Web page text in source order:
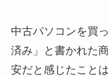
中古パソコンを買
済み」と書かれた
安だと感じたこと